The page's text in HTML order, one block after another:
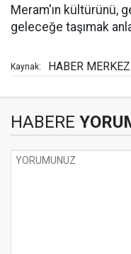
Meram'ın kültürünü,
geleceğe taşımak
Kaynak: HABER
HABERE